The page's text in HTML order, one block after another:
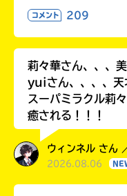
コメント 209
莉々華さん、、、美
yuiさん、、、、天
スーパミラクル莉
癒される！！！
ウィンネル さん
2026.08.06